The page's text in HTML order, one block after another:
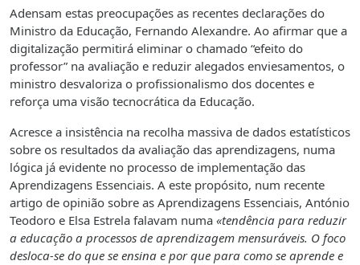
Adensam estas preocupações as recentes declarações do
Ministro da Educação, Fernando Alexandre. Ao afirmar que a
digitalização permitirá eliminar o chamado “efeito do
professor” na avaliação e reduzir alegados enviesamentos, o
ministro desvaloriza o profissionalismo dos docentes e
reforça uma visão tecnocrática da Educação.
Acresce a insistência na recolha massiva de dados estatísticos
sobre os resultados da avaliação das aprendizagens, numa
lógica já evidente no processo de implementação das
Aprendizagens Essenciais. A este propósito, num recente
artigo de opinião sobre as Aprendizagens Essenciais, António
Teodoro e Elsa Estrela falavam numa «tendência para reduzir
a educação a processos de aprendizagem mensuráveis. O foco
desloca-se do que se ensina e por que para como se aprende e